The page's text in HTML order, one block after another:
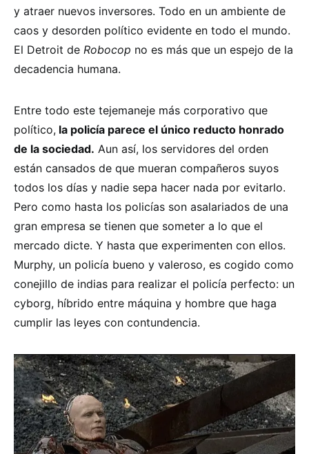
y atraer nuevos inversores. Todo en un ambiente de
caos y desorden político evidente en todo el mundo.
El Detroit de Robocop no es más que un espejo de la
decadencia humana.
Entre todo este tejemaneje más corporativo que
político, la policía parece el único reducto honrado
de la sociedad. Aun así, los servidores del orden
están cansados de que mueran compañeros suyos
todos los días y nadie sepa hacer nada por evitarlo.
Pero como hasta los policías son asalariados de una
gran empresa se tienen que someter a lo que el
mercado dicte. Y hasta que experimenten con ellos.
Murphy, un policía bueno y valeroso, es cogido como
conejillo de indias para realizar el policía perfecto: un
cyborg, híbrido entre máquina y hombre que haga
cumplir las leyes con contundencia.